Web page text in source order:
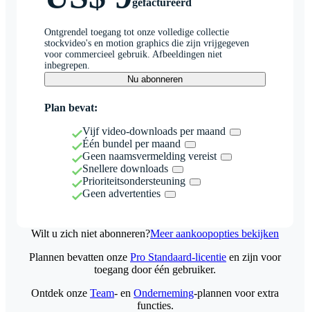
Ontgrendel toegang tot onze volledige collectie
stockvideo's en motion graphics die zijn vrijgegeven
voor commercieel gebruik. Afbeeldingen niet
inbegrepen.
Nu abonneren
Plan bevat:
Vijf video-downloads per maand
Één bundel per maand
Geen naamsvermelding vereist
Snellere downloads
Prioriteitsondersteuning
Geen advertenties
Wilt u zich niet abonneren?Meer aankoopopties bekijken
Plannen bevatten onze Pro Standaard-licentie en zijn voor
toegang door één gebruiker.
Ontdek onze Team- en Onderneming-plannen voor extra
functies.